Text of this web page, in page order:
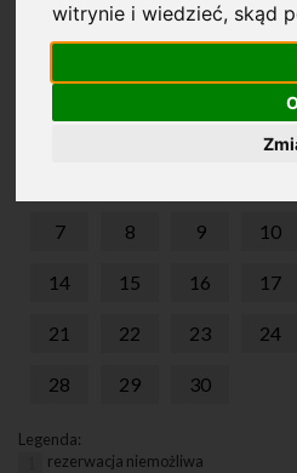
witrynie i wiedzieć, skąd
KRAINA
PON WT ŚR CZW
7 8 9 10
14 15 16 17
21 22 23 24
28 29 30
Legenda:
rezerwacja niemożliwa